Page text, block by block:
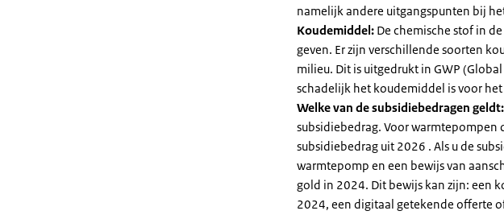
namelijk andere uitgangspunten bij
Koudemiddel: De chemische stof in
geven. Er zijn verschillende soorten
milieu. Dit is uitgedrukt in GWP
schadelijk het koudemiddel is voor
Welke van de subsidiebedragen geldt:
subsidiebedrag. Voor
subsidiebedrag uit 2026 . Als u de
warmtepomp en een bewijs van
gold in 2024. Dit bewijs kan zijn: een
2024, een digitaal getekende offerte